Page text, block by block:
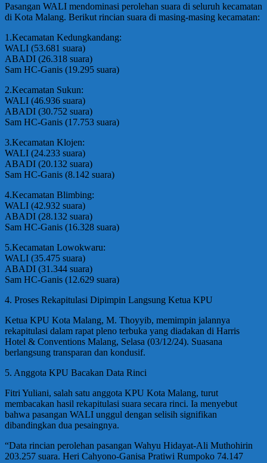
Pasangan WALI mendominasi perolehan suara di seluruh kecamatan
di Kota Malang. Berikut rincian suara di masing-masing kecamatan:
1.Kecamatan Kedungkandang:
WALI (53.681 suara)
ABADI (26.318 suara)
Sam HC-Ganis (19.295 suara)
2.Kecamatan Sukun:
WALI (46.936 suara)
ABADI (30.752 suara)
Sam HC-Ganis (17.753 suara)
3.Kecamatan Klojen:
WALI (24.233 suara)
ABADI (20.132 suara)
Sam HC-Ganis (8.142 suara)
4.Kecamatan Blimbing:
WALI (42.932 suara)
ABADI (28.132 suara)
Sam HC-Ganis (16.328 suara)
5.Kecamatan Lowokwaru:
WALI (35.475 suara)
ABADI (31.344 suara)
Sam HC-Ganis (12.629 suara)
4. Proses Rekapitulasi Dipimpin Langsung Ketua KPU
Ketua KPU Kota Malang, M. Thoyyib, memimpin jalannya
rekapitulasi dalam rapat pleno terbuka yang diadakan di Harris
Hotel & Conventions Malang, Selasa (03/12/24). Suasana
berlangsung transparan dan kondusif.
5. Anggota KPU Bacakan Data Rinci
Fitri Yuliani, salah satu anggota KPU Kota Malang, turut
membacakan hasil rekapitulasi suara secara rinci. Ia menyebut
bahwa pasangan WALI unggul dengan selisih signifikan
dibandingkan dua pesaingnya.
“Data rincian perolehan pasangan Wahyu Hidayat-Ali Muthohirin
203.257 suara. Heri Cahyono-Ganisa Pratiwi Rumpoko 74.147